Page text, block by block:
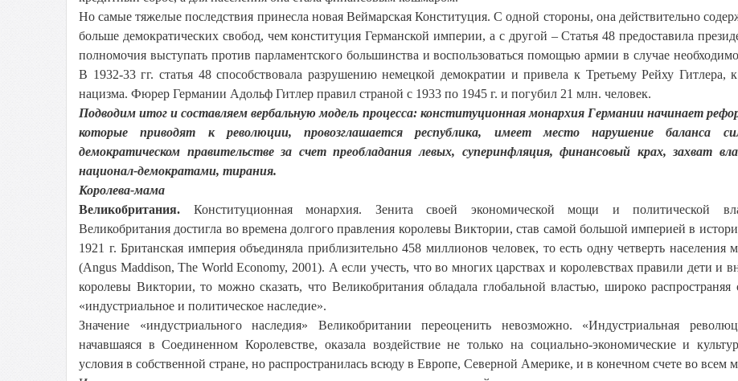
Но самые тяжелые последствия принесла новая Веймарская Конституция. С одной стороны, она действительно
больше демократических свобод, чем конституция Германской империи, а с другой – Статья 48 предоставила
полномочия выступать против парламентского большинства и воспользоваться помощью армии в случае
В 1932-33 гг. статья 48 способствовала разрушению немецкой демократии и привела к Третьему Рейху Гитлера,
нацизма. Фюрер Германии Адольф Гитлер правил страной с 1933 по 1945 г. и погубил 21 млн. человек.
Подводим итог и составляем вербальную модель процесса: конституционная монархия Германии начинает
которые приводят к революции, провозглашается республика, имеет место нарушение баланса
демократическом правительстве за счет преобладания левых, суперинфляция, финансовый крах, захват
национал-демократами, тирания.
Королева-мама
Великобритания. Конституционная монархия. Зенита своей экономической мощи и политической
Великобритания достигла во времена долгого правления королевы Виктории, став самой большой империей в
1921 г. Британская империя объединяла приблизительно 458 миллионов человек, то есть одну четверть населения
(Angus Maddison, The World Economy, 2001). А если учесть, что во многих царствах и королевствах правили дети и
королевы Виктории, то можно сказать, что Великобритания обладала глобальной властью, широко распространяя
«индустриальное и политическое наследие».
Значение «индустриального наследия» Великобритании переоценить невозможно. «Индустриальная
начавшаяся в Соединенном Королевстве, оказала воздействие не только на социально-экономические и
условия в собственной стране, но распространилась всюду в Европе, Северной Америке, и в конечном счете во всем